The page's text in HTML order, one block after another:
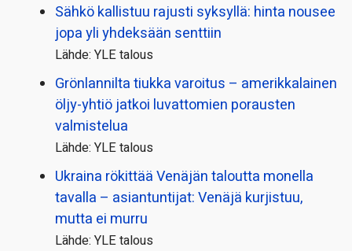
Sähkö kallistuu rajusti syksyllä: hinta nousee
jopa yli yhdeksään senttiin
Lähde: YLE talous
Grönlannilta tiukka varoitus – amerikkalainen
öljy-yhtiö jatkoi luvattomien porausten
valmistelua
Lähde: YLE talous
Ukraina rökittää Venäjän taloutta monella
tavalla – asiantuntijat: Venäjä kurjistuu,
mutta ei murru
Lähde: YLE talous